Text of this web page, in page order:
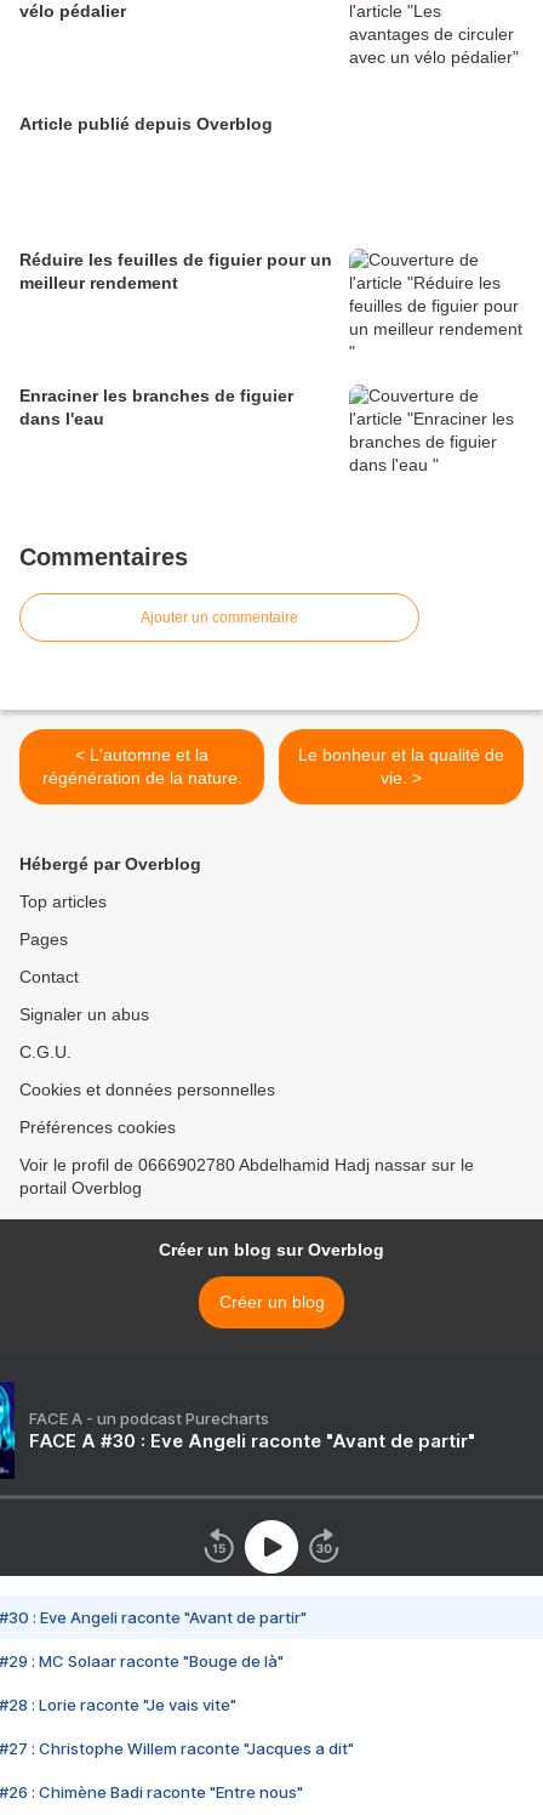
vélo pédalier
Article publié depuis Overblog
Réduire les feuilles de figuier pour un
meilleur rendement
Enraciner les branches de figuier
dans l'eau
Commentaires
Ajouter un commentaire
< L'automne et la
régénération de la nature.
Le bonheur et la qualité de
vie. >
Hébergé par Overblog
Top articles
Pages
Contact
Signaler un abus
C.G.U.
Cookies et données personnelles
Préférences cookies
Voir le profil de 0666902780 Abdelhamid Hadj nassar sur le
portail Overblog
Créer un blog sur Overblog
Créer un blog
FACE A - un podcast Purecharts
FACE A #30 : Eve Angeli raconte "Avant de partir"
#30 : Eve Angeli raconte "Avant de partir"
#29 : MC Solaar raconte "Bouge de là"
#28 : Lorie raconte "Je vais vite"
#27 : Christophe Willem raconte "Jacques a dit"
#26 : Chimène Badi raconte "Entre nous"